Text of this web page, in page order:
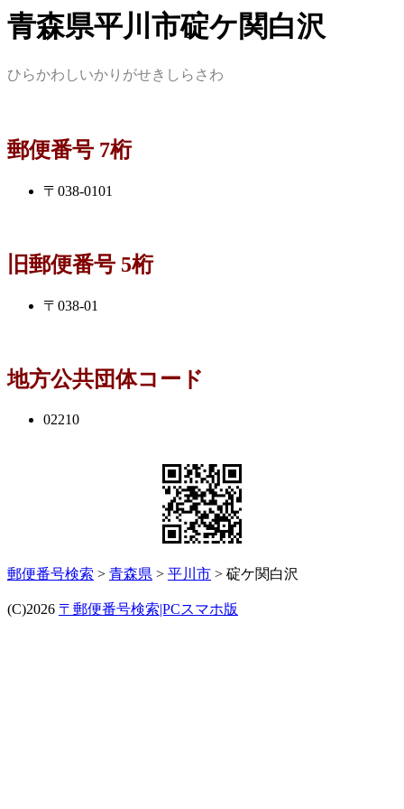
青森県平川市碇ケ関白沢
ひらかわしいかりがせきしらさわ
郵便番号 7桁
〒038-0101
旧郵便番号 5桁
〒038-01
地方公共団体コード
02210
郵便番号検索 > 青森県 > 平川市 > 碇ケ関白沢
(C)2026 〒郵便番号検索|PCスマホ版